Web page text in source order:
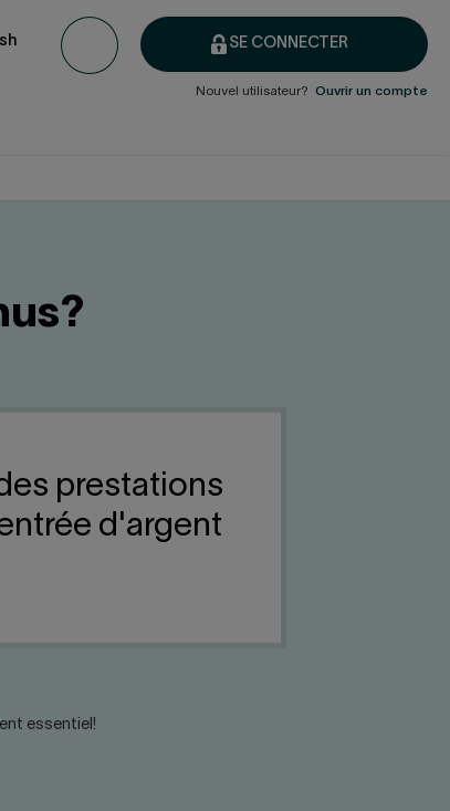
SE CONNECTER
Nouvel utilisateur? Ouvrir un compte
prestations
d'argent
essentiel!